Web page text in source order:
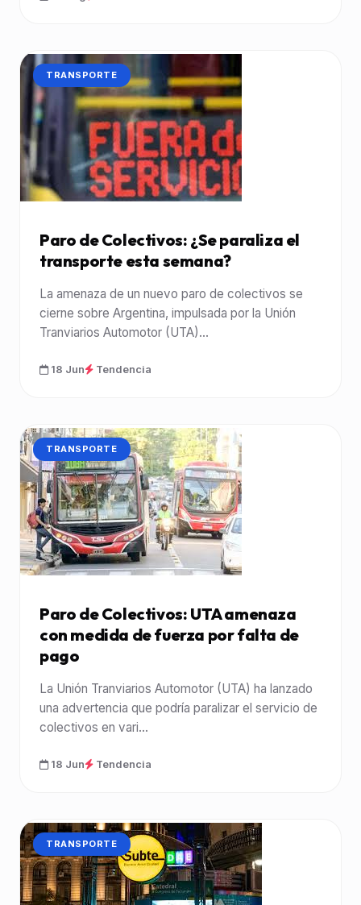
CATEGORÍA:
TRANSPORTE
Paro de Colectivos: ¿Se paraliza el
transporte esta semana?
La amenaza de un nuevo paro de colectivos se
cierne sobre Argentina, impulsada por la Unión
Tranviarios Automotor (UTA)...
18 Jun Tendencia
CATEGORÍA:
TRANSPORTE
Paro de Colectivos: UTA amenaza
con medida de fuerza por falta de
pago
La Unión Tranviarios Automotor (UTA) ha lanzado
una advertencia que podría paralizar el servicio de
colectivos en vari...
18 Jun Tendencia
CATEGORÍA:
TRANSPORTE